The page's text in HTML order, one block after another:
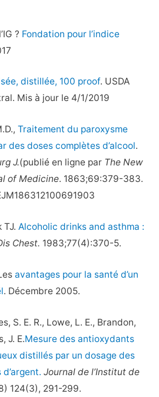
? Fondation pour l’indice
distillée, 100 proof. USDA
Mis à jour le 4/1/2019
Traitement du paroxysme
des doses complètes d’alcool.
J.(publié en ligne par The New
of Medicine. 1863;69:379-383.
TJ.Alcoholic drinks and asthma :
Chest. 1983;77(4):370-5.
avantages pour la santé d’un
. Décembre 2005.
S. E. R., Lowe, L. E., Brandon,
J. E.Mesure des antioxydants
distillés par un dosage des
Journal de l’Institut de
124(3), 291-299.